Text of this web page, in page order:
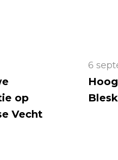
op
Vecht
6